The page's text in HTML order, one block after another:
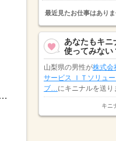
：30遅番）11：00～20：00準夜勤）22：00～翌7：0...
最近見たお仕事はありま
あなたもキニ
使ってみない
山梨県の男性が株式会
サービス ＩＴソリュ
ブ…にキニナルを送り
株式
フ・アクティオにキニ
キニ